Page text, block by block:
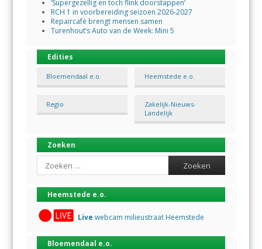
‘Supergezellig en toch flink doorstappen’
RCH 1 in voorbereiding seizoen 2026-2027
Repaircafé brengt mensen samen
Turenhout’s Auto van de Week: Mini 5
Edities
Bloemendaal e.o. Heemstede e.o.
Regio
Zakelijk-Nieuws-
Landelijk
Zoeken
Search
Heemstede e.o.
Live webcam milieustraat Heemstede
Bloemendaal e.o.